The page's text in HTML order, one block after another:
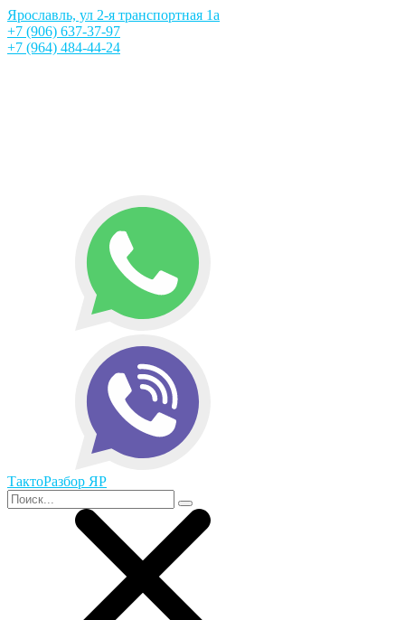
Ярославль, ул 2-я транспортная 1а
+7 (906) 637-37-97
+7 (964) 484-44-24
ТактоРазбор ЯР